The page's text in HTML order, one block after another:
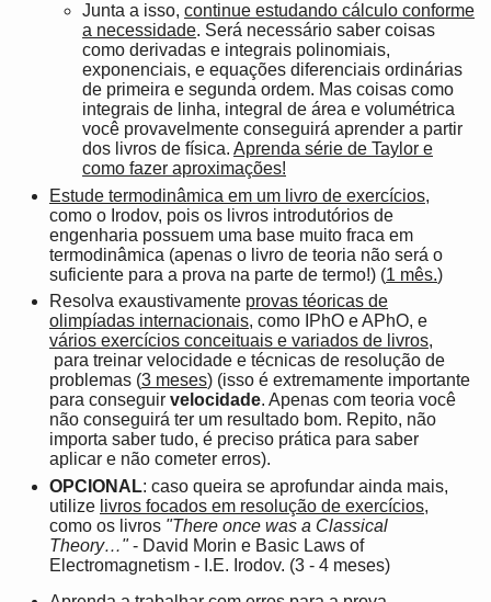
Junta a isso, continue estudando cálculo conforme
a necessidade. Será necessário saber coisas
como derivadas e integrais polinomiais,
exponenciais, e equações diferenciais ordinárias
de primeira e segunda ordem. Mas coisas como
integrais de linha, integral de área e volumétrica
você provavelmente conseguirá aprender a partir
dos livros de física. Aprenda série de Taylor e
como fazer aproximações!
Estude termodinâmica em um livro de exercícios,
como o Irodov, pois os livros introdutórios de
engenharia possuem uma base muito fraca em
termodinâmica (apenas o livro de teoria não será o
suficiente para a prova na parte de termo!) (1 mês.)
Resolva exaustivamente provas téoricas de
olimpíadas internacionais, como IPhO e APhO, e
vários exercícios conceituais e variados de livros,
para treinar velocidade e técnicas de resolução de
problemas (3 meses) (isso é extremamente importante
para conseguir velocidade. Apenas com teoria você
não conseguirá ter um resultado bom. Repito, não
importa saber tudo, é preciso prática para saber
aplicar e não cometer erros).
OPCIONAL: caso queira se aprofundar ainda mais,
utilize livros focados em resolução de exercícios,
como os livros "There once was a Classical
Theory…"- David Morin e Basic Laws of
Electromagnetism - I.E. Irodov. (3 - 4 meses)